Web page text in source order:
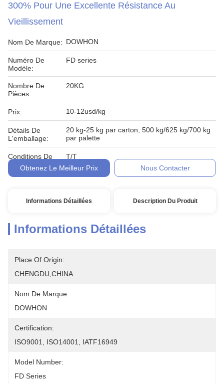
300% Pour Une Excellente Résistance Au
Vieillissement
Nom De Marque: DOWHON
Numéro De
Modèle:
FD series
Nombre De
Pièces:
20KG
Prix: 10-12usd/kg
Détails De
L'emballage:
20 kg-25 kg par carton, 500 kg/625 kg/700 kg
par palette
Conditions De
Paiement:
T/T
Obtenez Le Meilleur Prix
Nous Contacter
Informations Détaillées Description Du Produit
Informations Détaillées
Place Of Origin:
CHENGDU,CHINA
Nom De Marque:
DOWHON
Certification:
ISO9001, ISO14001, IATF16949
Model Number:
FD Series